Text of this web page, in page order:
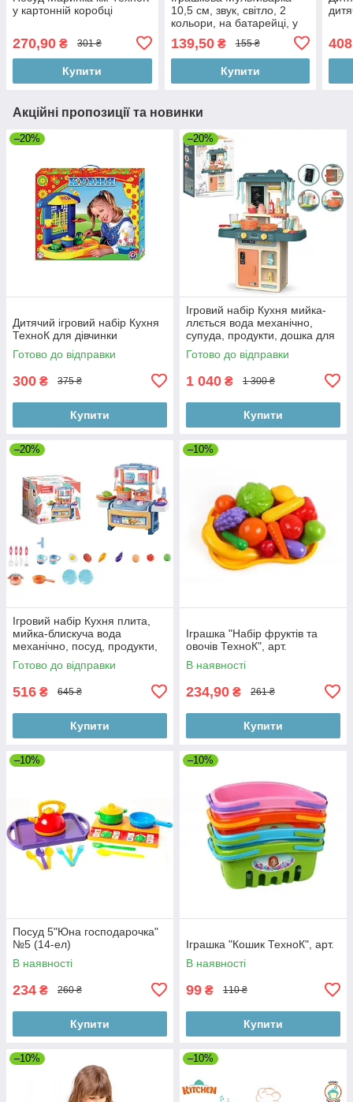
у картонній коробці
270,90 ₴ 301 ₴
Купити
10,5 см, звук, світло, 2
кольори, на батарейці, у
139,50₴ 155 ₴
Купити
Акційні пропозиції та новинки
–20%
Дитячий ігровий набір Кухня
ТехноК для дівчинки
Готово до відправки
300 ₴ 375 ₴
Купити
–20%
Ігровий набір Кухня мийка-
ллється вода механічно,
супуда, продукти, дошка для
Готово до відправки
1 040 ₴ 1 300 ₴
Купити
–20%
Ігровий набір Кухня плита,
мийка-блискуча вода
механічно, посуд, продукти,
музика,світло,батарейки,
коробка
Готово до відправки
516 ₴ 645 ₴
Купити
–10%
Іграшка "Набір фруктів та
овочів ТехноК", арт.
В наявності
234,90 ₴ 261 ₴
Купити
–10%
Посуд 5"Юна господарочка"
№5 (14-ел)
В наявності
234 ₴ 260 ₴
Купити
–10%
Іграшка "Кошик ТехноК", арт.
В наявності
99 ₴ 110 ₴
Купити
–10% –10%